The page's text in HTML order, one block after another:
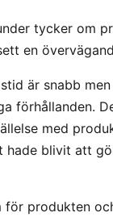
tycker om
en
är snabb
förhållanden.
med
hade blivit att
för produkten